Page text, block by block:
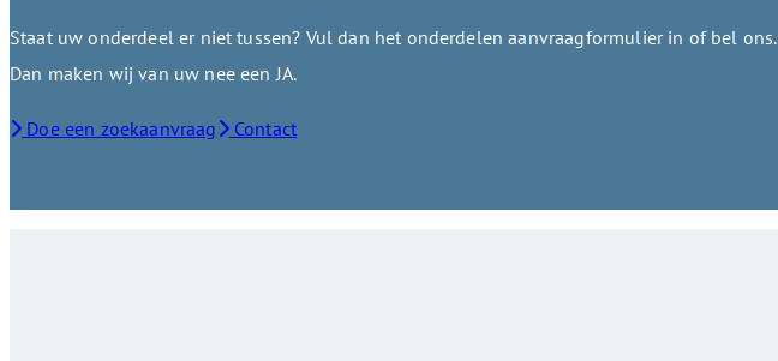
Staat uw onderdeel er niet tussen? Vul dan het onderdelen aanvraagformulier in of bel ons.
Dan maken wij van uw nee een JA.
Doe een zoekaanvraag Contact